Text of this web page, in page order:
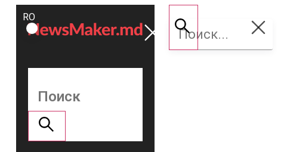
ROMÂNĂ
RU
Поддержать
NM